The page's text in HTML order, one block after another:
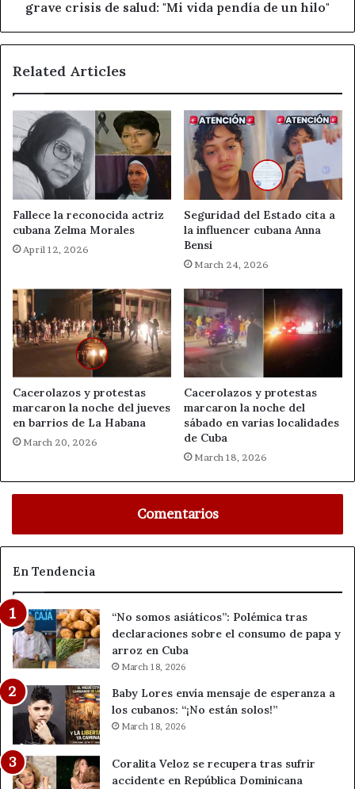
salud:
de
grave crisis de salud: "Mi vida pendía de un hilo"
Related Articles
Fallece la reconocida actriz
cubana Zelma Morales
April 12, 2026
Seguridad del Estado cita a
la influencer cubana Anna
Bensi
March 24, 2026
Cacerolazos y protestas
marcaron la noche del jueves
en barrios de La Habana
March 20, 2026
Cacerolazos y protestas
marcaron la noche del
sábado en varias localidades
de Cuba
March 18, 2026
Comentarios
En Tendencia
“No somos asiáticos”: Polémica tras
declaraciones sobre el consumo de papa y
arroz en Cuba
March 18, 2026
Baby Lores envía mensaje de esperanza a
los cubanos: “¡No están solos!”
March 18, 2026
Coralita Veloz se recupera tras sufrir
accidente en República Dominicana